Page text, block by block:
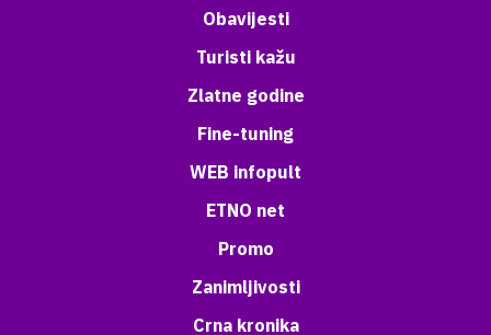
Obavijesti
Turisti kažu
Zlatne godine
Fine-tuning
WEB infopult
ETNO net
Promo
Zanimljivosti
Crna kronika